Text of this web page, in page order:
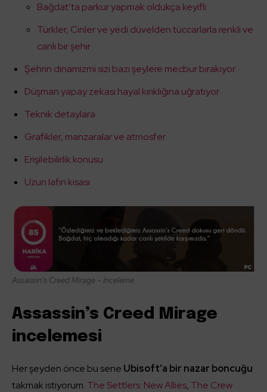
Bağdat’ta parkur yapmak oldukça keyifli
Türkler, Cinler ve yedi düvelden tüccarlarla renkli ve
canlı bir şehir
Şehrin dinamizmi sizi bazı şeylere mecbur bırakıyor
Düşman yapay zekası hayal kırıklığına uğratıyor
Teknik detaylara
Grafikler, manzaralar ve atmosfer
Erişilebilirlik konusu
Uzun lafın kısası
Assassin’s Creed Mirage – İnceleme
Assassin’s Creed Mirage
incelemesi
Her şeyden önce bu sene Ubisoft’a bir nazar boncuğu
takmak istiyorum. The Settlers: New Allies, The Crew